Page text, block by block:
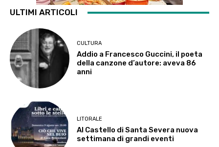
ULTIMI ARTICOLI
CULTURA
Addio a Francesco Guccini, il poeta
della canzone d’autore: aveva 86
anni
LITORALE
Al Castello di Santa Severa nuova
settimana di grandi eventi